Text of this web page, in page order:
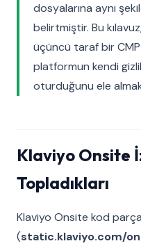
dosyalarına aynı
belirtmiştir. Bu
üçüncü taraf bir
platformun kendi
oturduğunu ele
Klaviyo Onsite
Topladıkları
Klaviyo Onsite kod
(static.klaviyo.com/